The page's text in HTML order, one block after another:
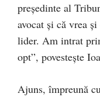
președinte al
avocat și că vrea
lider. Am intrat
opt”, povestește
Ajuns, împreună